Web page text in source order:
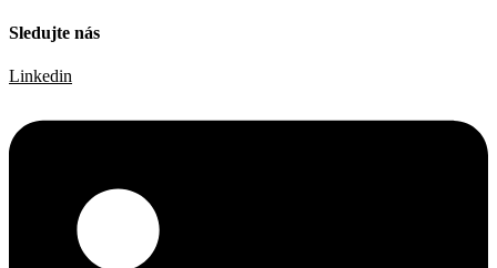
Sledujte nás
Linkedin